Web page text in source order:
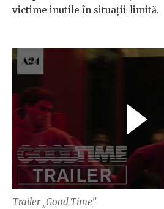
victime inutile în situații-limită.
Trailer „Good Time”